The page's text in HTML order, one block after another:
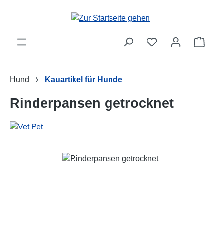
Zum Hauptinhalt springen
Hund Kauartikel für Hunde
Rinderpansen getrocknet
Bildergalerie überspringen